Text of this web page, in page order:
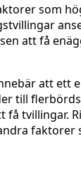
som
att få
att ett
till
få tvillingar.
faktorer